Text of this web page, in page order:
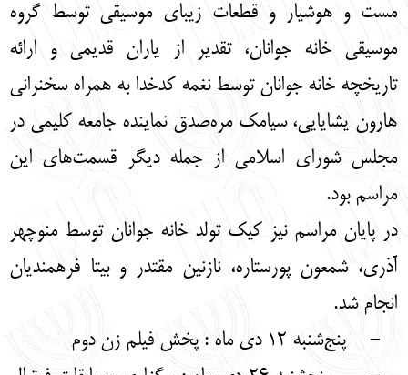
مست و هوشیار و قطعات زیبای موسیقی توسط گروه
موسیقی خانه جوانان، تقدیر از یاران قدیمی و ارائه
تاریخچه خانه جوانان توسط نغمه کدخدا به همراه سخنرانی
هارون یشایایی، سیامک مره‌صدق نماینده جامعه کلیمی در
مجلس شورای اسلامی از جمله دیگر قسمت‌های این
مراسم بود.
در پایان مراسم نیز کیک تولد خانه جوانان توسط منوچهر
آذری، شمعون پورستاره، نازنین مقتدر و بیتا فرهمندیان
انجام شد.
-
پنج‌شنبه 12 دی ماه : پخش فیلم زن دوم